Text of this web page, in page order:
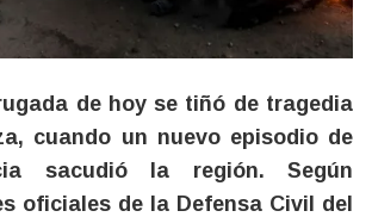
cuando un nuevo episodio de
sacudió la región. Según
oficiales de la Defensa Civil del